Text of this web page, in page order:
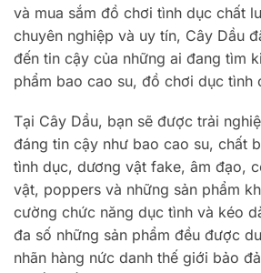
và mua sắm đồ chơi tình dục chất
chuyên nghiệp và uy tín, Cây Dầu
đến tin cậy của những ai đang tìm
phẩm bao cao su, đồ chơi dục tình
Tại Cây Dầu, bạn sẽ được trải
đáng tin cậy như bao cao su, chất
tình dục, dương vật fake, âm đạo,
vật, poppers và những sản phẩm
cường chức năng dục tình và kéo
đa số những sản phẩm đều được
nhãn hàng nức danh thế giới bảo